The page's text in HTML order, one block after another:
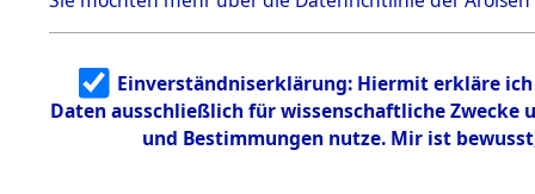
5.3.2
Identifizierun
g
5.3.3
Todesmärsch
Einverständniserklärung: Hiermit erkläre
Daten ausschließlich für wissenschaftliche
und Bestimmungen nutze. Mir ist